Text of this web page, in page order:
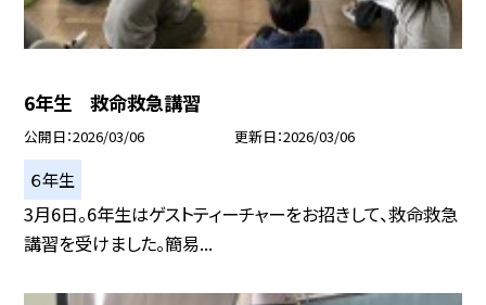
6年生 救命救急講習
公開日 2026/03/06 更新日 2026/03/06
６年生
3月6日。6年生はゲストティーチャーをお招きして、救命救急
講習を受けました。簡易...